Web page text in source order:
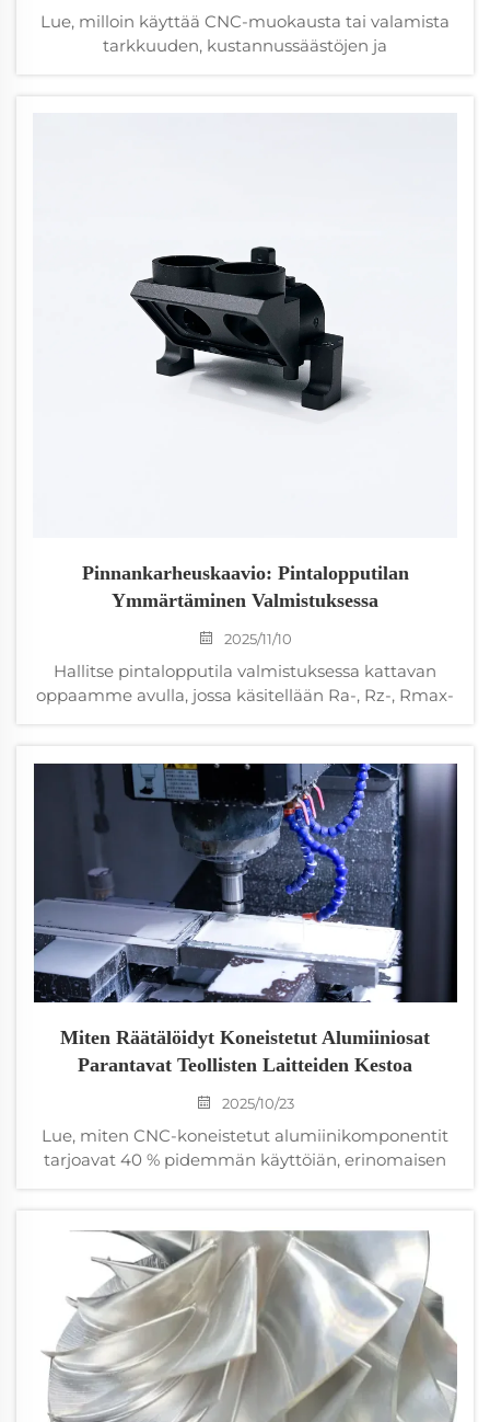
Lue, milloin käyttää CNC-muokausta tai valamista
tarkkuuden, kustannussäästöjen ja
käytännön sovelluksia. Saat kaikki tiedot nyt.
Pinnankarheuskaavio: Pintalopputilan
Ymmärtäminen Valmistuksessa
2025/11/10
Hallitse pintalopputila valmistuksessa kattavan
oppaamme avulla, jossa käsitellään Ra-, Rz-, Rmax-
Lataa ilmainen pinnankarheuskaavio nyt.
Miten Räätälöidyt Koneistetut Alumiiniosat
Parantavat Teollisten Laitteiden Kestoa
2025/10/23
Lue, miten CNC-koneistetut alumiinikomponentit
tarjoavat 40 % pidemmän käyttöiän, erinomaisen
Lue lisää.